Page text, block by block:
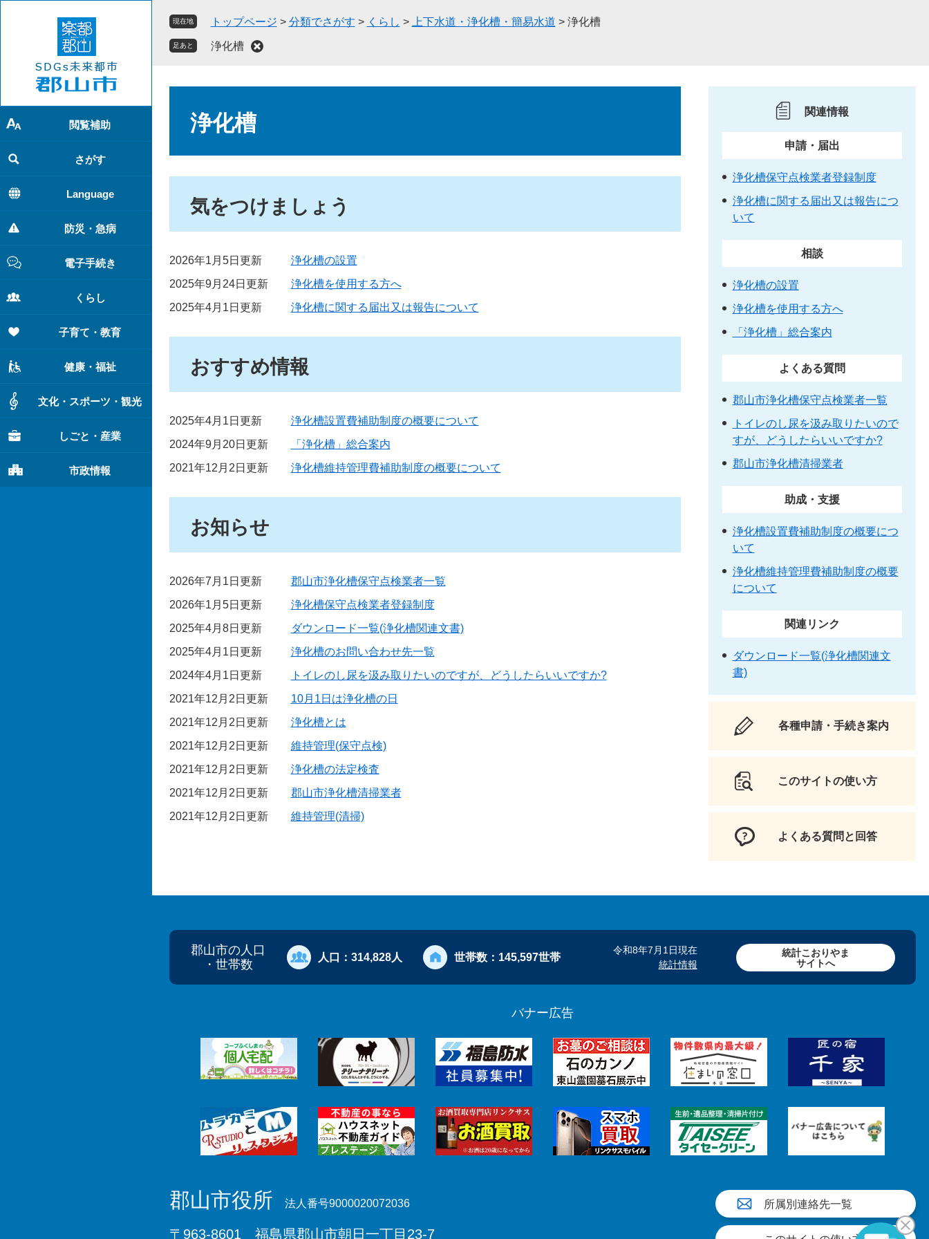
で
す
。
ば
し
て
本
文
へ
閲覧補助
さがす
Language
防災・急病
電子手続き
くらし
子育て・教育
健康・福祉
文化・スポーツ・観光
しごと・産業
市政情報
現在地 トップページ > 分類でさがす > くらし > 上下水道・浄化槽・簡易水道 > 浄化槽
足あと 浄化槽
浄化槽
気をつけましょう
2026年1月5日更新
浄化槽の設置
2025年9月24日更新
浄化槽を使用する方へ
2025年4月1日更新
浄化槽に関する届出又は報告について
おすすめ情報
2025年4月1日更新
浄化槽設置費補助制度の概要について
2024年9月20日更新
「浄化槽」総合案内
2021年12月2日更新
浄化槽維持管理費補助制度の概要について
お知らせ
2026年7月1日更新
郡山市浄化槽保守点検業者一覧
2026年1月5日更新
浄化槽保守点検業者登録制度
2025年4月8日更新
ダウンロード一覧(浄化槽関連文書)
2025年4月1日更新
浄化槽のお問い合わせ先一覧
2024年4月1日更新
トイレのし尿を汲み取りたいのですが、どうしたらいいですか?
2021年12月2日更新
10月1日は浄化槽の日
2021年12月2日更新
浄化槽とは
2021年12月2日更新
維持管理(保守点検)
2021年12月2日更新
浄化槽の法定検査
2021年12月2日更新
郡山市浄化槽清掃業者
2021年12月2日更新
維持管理(清掃)
関連情報
申請・届出
浄化槽保守点検業者登録制度
浄化槽に関する届出又は報告につ
いて
相談
浄化槽の設置
浄化槽を使用する方へ
「浄化槽」総合案内
よくある質問
郡山市浄化槽保守点検業者一覧
トイレのし尿を汲み取りたいので
すが、どうしたらいいですか?
郡山市浄化槽清掃業者
助成・支援
浄化槽設置費補助制度の概要につ
いて
浄化槽維持管理費補助制度の概要
について
関連リンク
ダウンロード一覧(浄化槽関連文
書)
各種申請・手続き案内
このサイトの使い方
よくある質問と回答
郡山市の人口
・世帯数
人口： 314,828人 世帯数： 145,597世帯
令和8年7月1日現在
統計情報
統計こおりやま
サイトへ
バナー広告
郡山市役所 法人番号9000020072036
〒963-8601 福島県郡山市朝日一丁目23-7
所属別連絡先一覧